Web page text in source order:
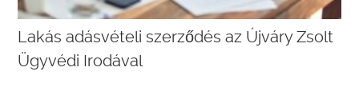
Lakás adásvételi szerződés az Újváry Zsolt
Ügyvédi Irodával